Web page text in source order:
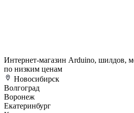
Интернет-магазин Arduino, шилдов,
по низким ценам
Новосибирск
Волгоград
Воронеж
Екатеринбург